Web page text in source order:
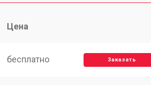
Цена
бесплатно Заказать